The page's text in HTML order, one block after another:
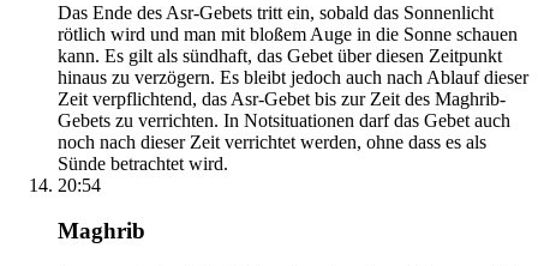
Das Ende des Asr-Gebets tritt ein, sobald das Sonnenlicht
rötlich wird und man mit bloßem Auge in die Sonne schauen
kann. Es gilt als sündhaft, das Gebet über diesen Zeitpunkt
hinaus zu verzögern. Es bleibt jedoch auch nach Ablauf dieser
Zeit verpflichtend, das Asr-Gebet bis zur Zeit des Maghrib-
Gebets zu verrichten. In Notsituationen darf das Gebet auch
noch nach dieser Zeit verrichtet werden, ohne dass es als
Sünde betrachtet wird.
20:54
Maghrib